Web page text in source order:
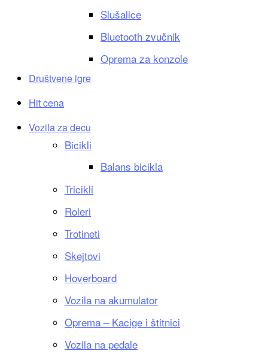
Slušalice
Bluetooth zvučnik
Oprema za konzole
Društvene igre
Hit cena
Vozila za decu
Bicikli
Balans bicikla
Tricikli
Roleri
Trotineti
Skejtovi
Hoverboard
Vozila na akumulator
Oprema – Kacige i štitnici
Vozila na pedale